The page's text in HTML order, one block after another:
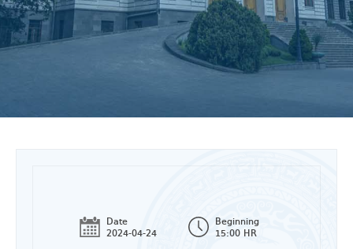
Date
2024-04-24
Beginning
15:00 HR